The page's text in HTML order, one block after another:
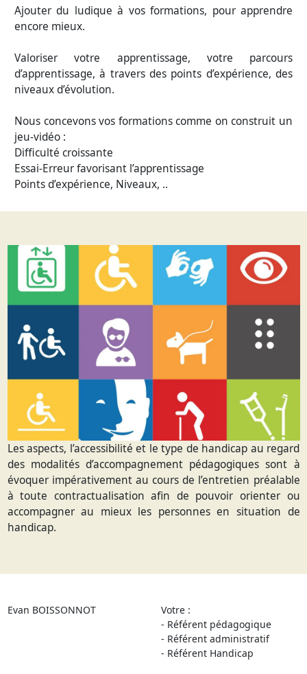
Ajouter du ludique à vos formations, pour apprendre
encore mieux.
Valoriser votre apprentissage, votre parcours
d’apprentissage, à travers des points d’expérience, des
niveaux d’évolution.
Nous concevons vos formations comme on construit un
jeu-vidéo :
Difficulté croissante
Essai-Erreur favorisant l’apprentissage
Points d’expérience, Niveaux, ..
Les aspects, l’accessibilité et le type de handicap au regard
des modalités d’accompagnement pédagogiques sont à
évoquer impérativement au cours de l’entretien préalable
à toute contractualisation afin de pouvoir orienter ou
accompagner au mieux les personnes en situation de
handicap.
Evan BOISSONNOT
Votre :
- Référent pédagogique
- Référent administratif
- Référent Handicap